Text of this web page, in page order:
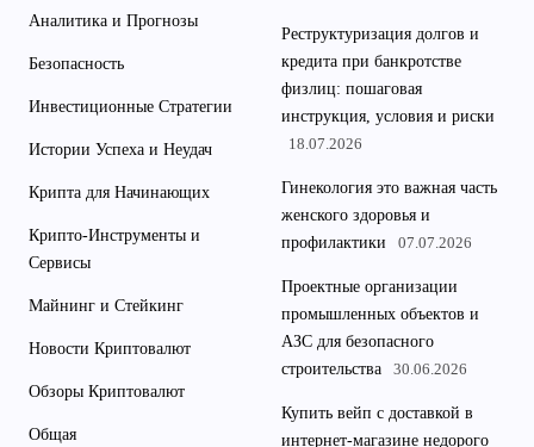
Аналитика и Прогнозы
Безопасность
Инвестиционные Стратегии
Истории Успеха и Неудач
Крипта для Начинающих
Крипто-Инструменты и
Сервисы
Майнинг и Стейкинг
Новости Криптовалют
Обзоры Криптовалют
Общая
Реструктуризация долгов и
кредита при банкротстве
физлиц: пошаговая
инструкция, условия и риски
18.07.2026
Гинекология это важная часть
женского здоровья и
профилактики
07.07.2026
Проектные организации
промышленных объектов и
АЗС для безопасного
строительства
30.06.2026
Купить вейп с доставкой в
интернет-магазине недорого